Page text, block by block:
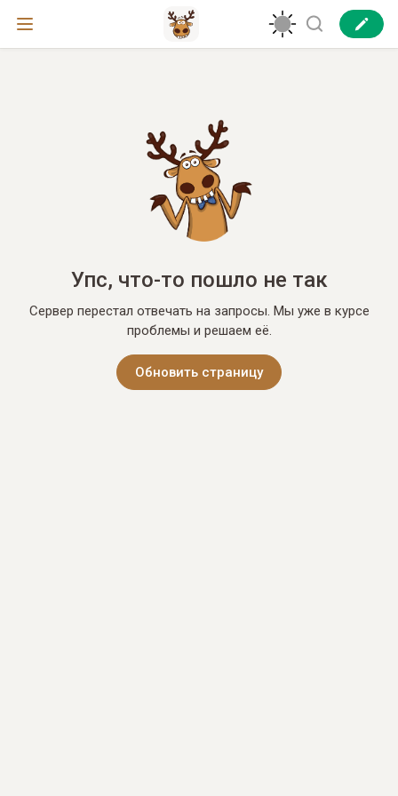
Упс, что-то пошло не так
Сервер перестал отвечать на запросы. Мы уже в курсе
проблемы и решаем её.
Обновить страницу